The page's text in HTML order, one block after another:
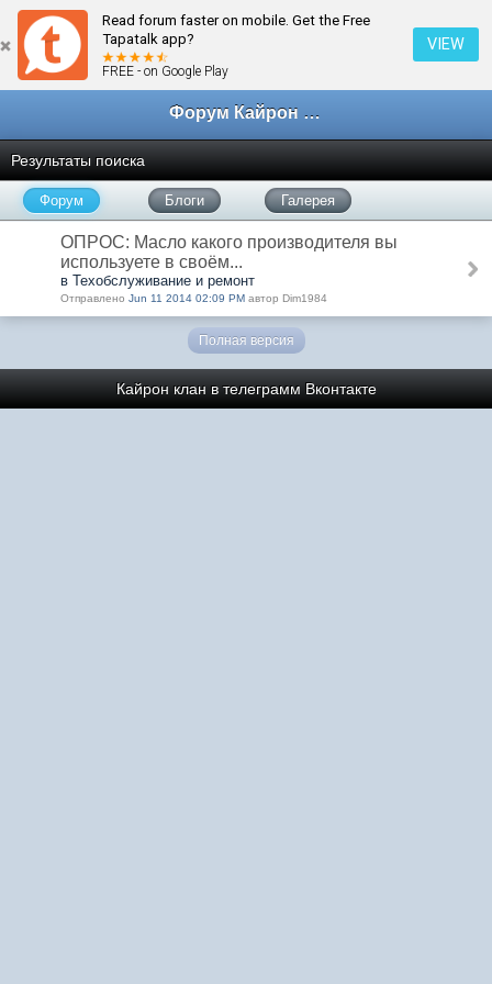
Read forum faster on mobile. Get the Free
Tapatalk app?
FREE - on Google Play
VIEW
Форум Кайрон клана
Результаты поиска
Форум Блоги Галерея
ОПРОС: Масло какого производителя вы
используете в своём...
в Техобслуживание и ремонт
Отправлено Jun 11 2014 02:09 PM автор Dim1984
Полная версия
Кайрон клан в телеграмм Вконтакте